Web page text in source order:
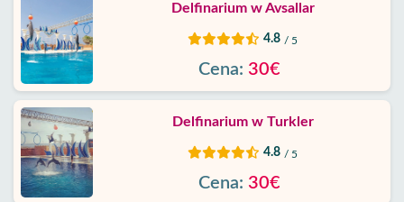
Skontaktuj
Delfinarium w Avsallar
4.8 / 5
Cena: 30€
Delfinarium w Turkler
4.8 / 5
Cena: 30€